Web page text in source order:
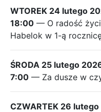
WTOREK 24 lutego
18:00 — O radość
Habelok w 1-ą
ŚRODA 25 lutego
7:00 — Za dusze w
CZWARTEK 26